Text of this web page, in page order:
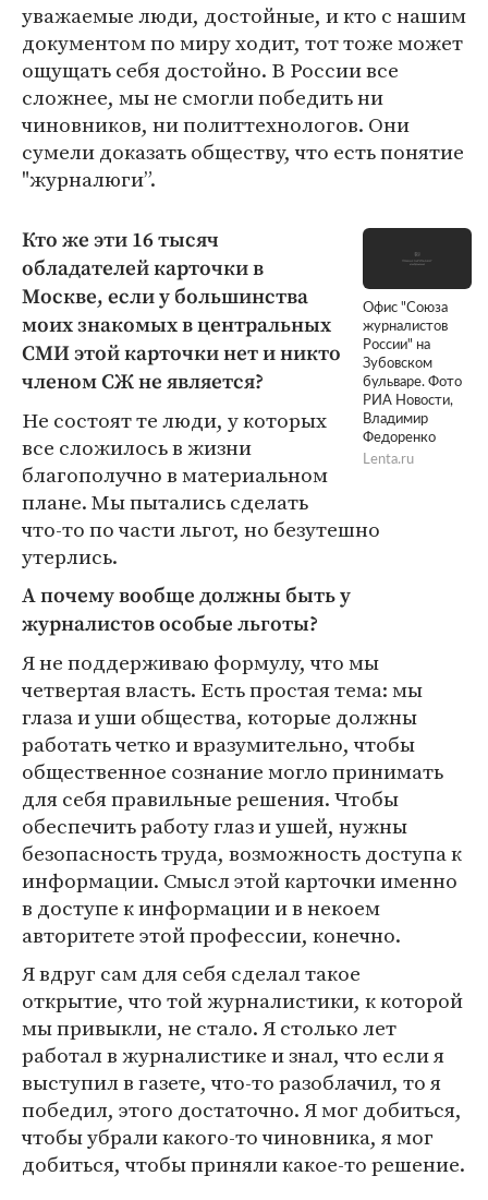
уважаемые люди, достойные, и кто с нашим
документом по миру ходит, тот тоже может
ощущать себя достойно. В России все
сложнее, мы не смогли победить ни
чиновников, ни политтехнологов. Они
сумели доказать обществу, что есть понятие
"журналюги”.
Офис "Союза
журналистов
России" на
Зубовском
бульваре. Фото
РИА Новости,
Владимир
Федоренко
Lenta.ru
Кто же эти 16 тысяч
обладателей карточки в
Москве, если у большинства
моих знакомых в центральных
СМИ этой карточки нет и никто
членом СЖ не является?
Не состоят те люди, у которых
все сложилось в жизни
благополучно в материальном
плане. Мы пытались сделать
что-то по части льгот, но безутешно
утерлись.
А почему вообще должны быть у
журналистов особые льготы?
Я не поддерживаю формулу, что мы
четвертая власть. Есть простая тема: мы
глаза и уши общества, которые должны
работать четко и вразумительно, чтобы
общественное сознание могло принимать
для себя правильные решения. Чтобы
обеспечить работу глаз и ушей, нужны
безопасность труда, возможность доступа к
информации. Смысл этой карточки именно
в доступе к информации и в некоем
авторитете этой профессии, конечно.
Я вдруг сам для себя сделал такое
открытие, что той журналистики, к которой
мы привыкли, не стало. Я столько лет
работал в журналистике и знал, что если я
выступил в газете, что-то разоблачил, то я
победил, этого достаточно. Я мог добиться,
чтобы убрали какого-то чиновника, я мог
добиться, чтобы приняли какое-то решение.